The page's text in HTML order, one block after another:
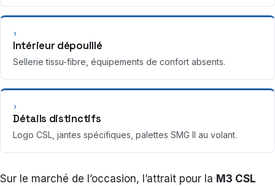
›
Intérieur dépouillé
Sellerie tissu-fibre, équipements de confort absents.
›
Détails distinctifs
Logo CSL, jantes spécifiques, palettes SMG II au volant.
Sur le marché de l’occasion, l’attrait pour la M3 CSL